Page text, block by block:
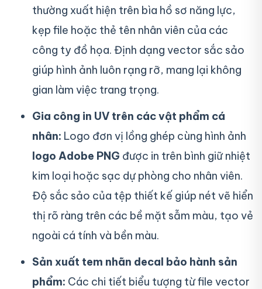
thường xuất hiện trên bìa hồ sơ năng lực,
kẹp file hoặc thẻ tên nhân viên của các
công ty đồ họa. Định dạng vector sắc sảo
giúp hình ảnh luôn rạng rỡ, mang lại không
gian làm việc trang trọng.
Gia công in UV trên các vật phẩm cá
nhân: Logo đơn vị lồng ghép cùng hình ảnh
logo Adobe PNG được in trên bình giữ nhiệt
kim loại hoặc sạc dự phòng cho nhân viên.
Độ sắc sảo của tệp thiết kế giúp nét vẽ hiển
thị rõ ràng trên các bề mặt sẫm màu, tạo vẻ
ngoài cá tính và bền màu.
Sản xuất tem nhãn decal bảo hành sản
phẩm: Các chi tiết biểu tượng từ file vector